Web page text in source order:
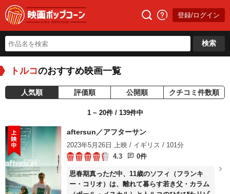
登録/ログイン
検索
トルコのおすすめ映画一覧
人気順 評価順 公開順 クチコミ件数順
1 ~ 20件 / 139件中
aftersun／アフターサン
2023年5月26日 上映 / イギリス / 101分
4.3
0件
思春期真っただ中、11歳のソフィ（フランキ
ー・コリオ）は、離れて暮らす若き父・カラム